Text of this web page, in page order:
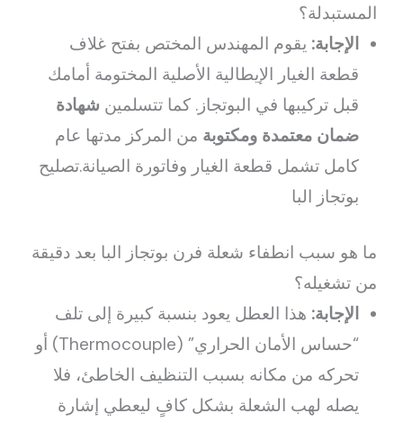
المستبدلة؟
الإجابة: يقوم المهندس المختص بفتح غلاف
قطعة الغيار الإيطالية الأصلية المختومة أمامك
قبل تركيبها في البوتجاز. كما تتسلمين شهادة
ضمان معتمدة ومكتوبة من المركز مدتها عام
كامل تشمل قطعة الغيار وفاتورة الصيانة.تصليح
بوتجاز البا
ما هو سبب انطفاء شعلة فرن بوتجاز البا بعد دقيقة
من تشغيله؟
الإجابة: هذا العطل يعود بنسبة كبيرة إلى تلف
“حساس الأمان الحراري” (Thermocouple) أو
تحركه من مكانه بسبب التنظيف الخاطئ، فلا
يصله لهب الشعلة بشكل كافٍ ليعطي إشارة